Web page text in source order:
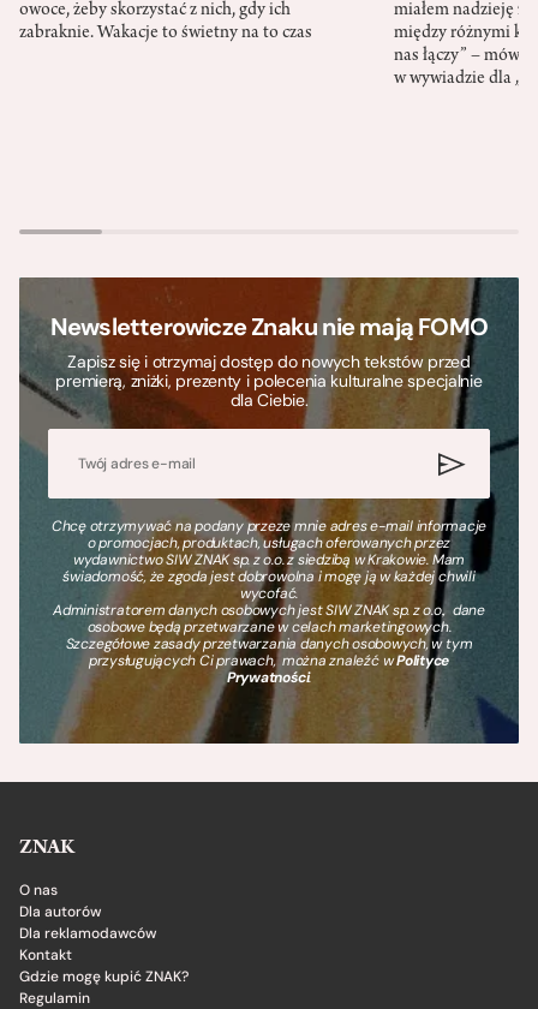
owoce, żeby skorzystać z nich, gdy ich
zabraknie. Wakacje to świetny na to czas
miałem nadzieję
między różnymi
nas łączy” –
w wywiadzie dla
Newsletterowicze Znaku nie mają FOMO
Zapisz się i otrzymaj dostęp do nowych tekstów przed
premierą, zniżki, prezenty i polecenia kulturalne specjalnie
dla Ciebie.
Chcę otrzymywać na podany przeze mnie adres e-mail informacje
o promocjach, produktach, usługach oferowanych przez
wydawnictwo SIW ZNAK sp. z o.o. z siedzibą w Krakowie. Mam
świadomość, że zgoda jest dobrowolna i mogę ją w każdej chwili
wycofać.
Administratorem danych osobowych jest SIW ZNAK sp. z o.o., dane
osobowe będą przetwarzane w celach marketingowych.
Szczegółowe zasady przetwarzania danych osobowych, w tym
przysługujących Ci prawach, można znaleźć wPolityce
Prywatności.
ZNAK
O nas
Dla autorów
Dla reklamodawców
Kontakt
Gdzie mogę kupić ZNAK?
Regulamin